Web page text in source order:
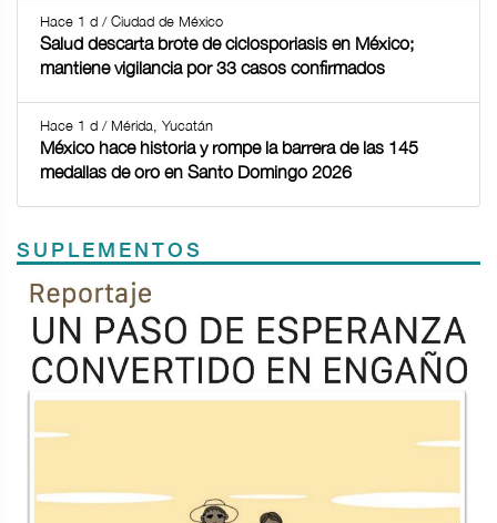
Hace 1 d / Ciudad de México
Salud descarta brote de ciclosporiasis en México;
mantiene vigilancia por 33 casos confirmados
Hace 1 d / Mérida, Yucatán
México hace historia y rompe la barrera de las 145
medallas de oro en Santo Domingo 2026
SUPLEMENTOS
Previous
TODOS LOS SUPLEMENTOS